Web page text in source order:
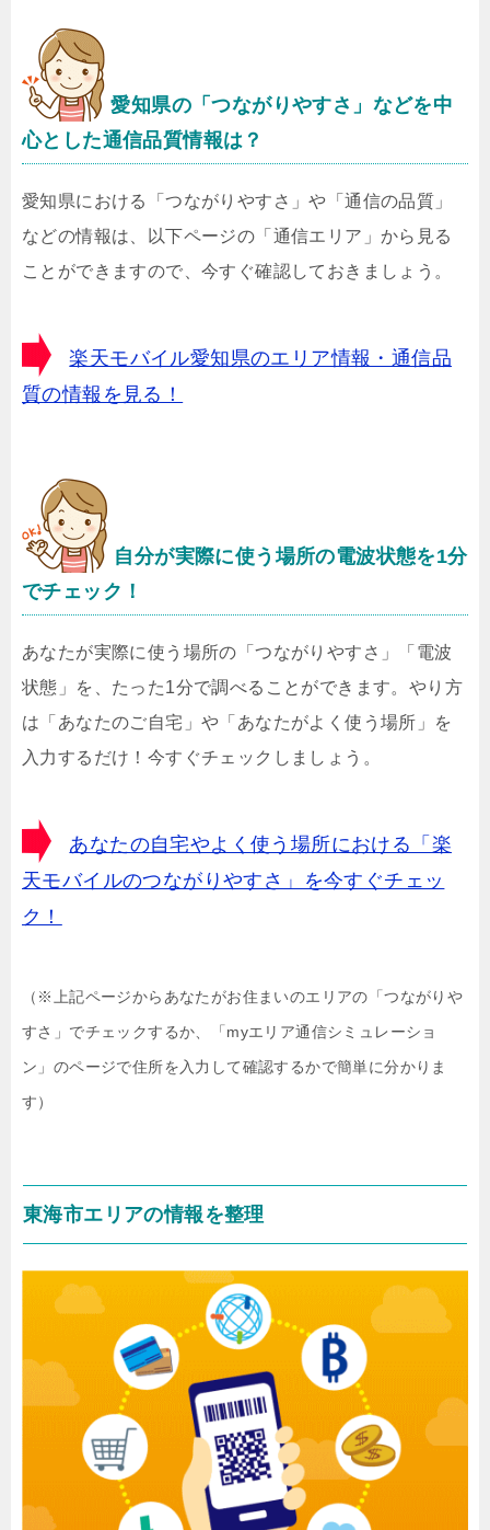
愛知県の「つながりやすさ」などを中
心とした通信品質情報は？
愛知県における「つながりやすさ」や「通信の品質」
などの情報は、以下ページの「通信エリア」から見る
ことができますので、今すぐ確認しておきましょう。
楽天モバイル愛知県のエリア情報・通信品
質の情報を見る！
自分が実際に使う場所の電波状態を1分
でチェック！
あなたが実際に使う場所の「つながりやすさ」「電波
状態」を、たった1分で調べることができます。やり方
は「あなたのご自宅」や「あなたがよく使う場所」を
入力するだけ！今すぐチェックしましょう。
あなたの自宅やよく使う場所における「楽
天モバイルのつながりやすさ」を今すぐチェッ
ク！
（※上記ページからあなたがお住まいのエリアの「つながりや
すさ」でチェックするか、「myエリア通信シミュレーショ
ン」のページで住所を入力して確認するかで簡単に分かりま
す）
東海市エリアの情報を整理